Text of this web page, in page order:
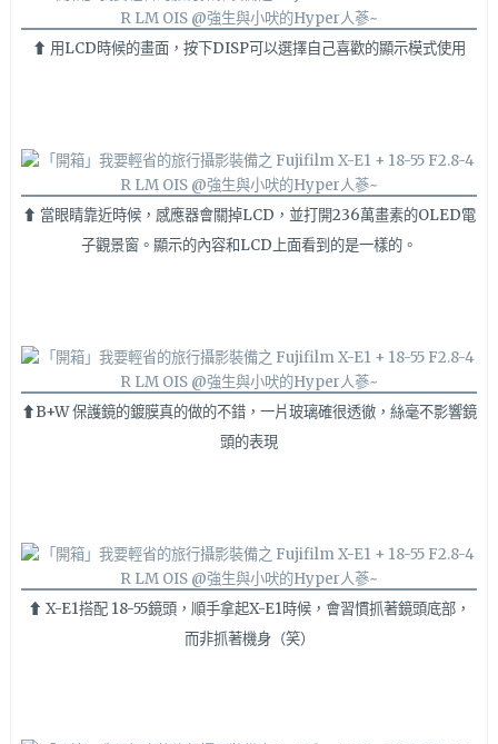
⬆ 用LCD時候的畫面，按下DISP可以選擇自己喜歡的顯示模式使用
⬆ 當眼睛靠近時候，感應器會關掉LCD，並打開236萬畫素的OLED電
子觀景窗。顯示的內容和LCD上面看到的是一樣的。
⬆B+W 保護鏡的鍍膜真的做的不錯，一片玻璃確很透徹，絲毫不影響鏡
頭的表現
⬆ X-E1搭配 18-55鏡頭，順手拿起X-E1時候，會習慣抓著鏡頭底部，
而非抓著機身（笑）